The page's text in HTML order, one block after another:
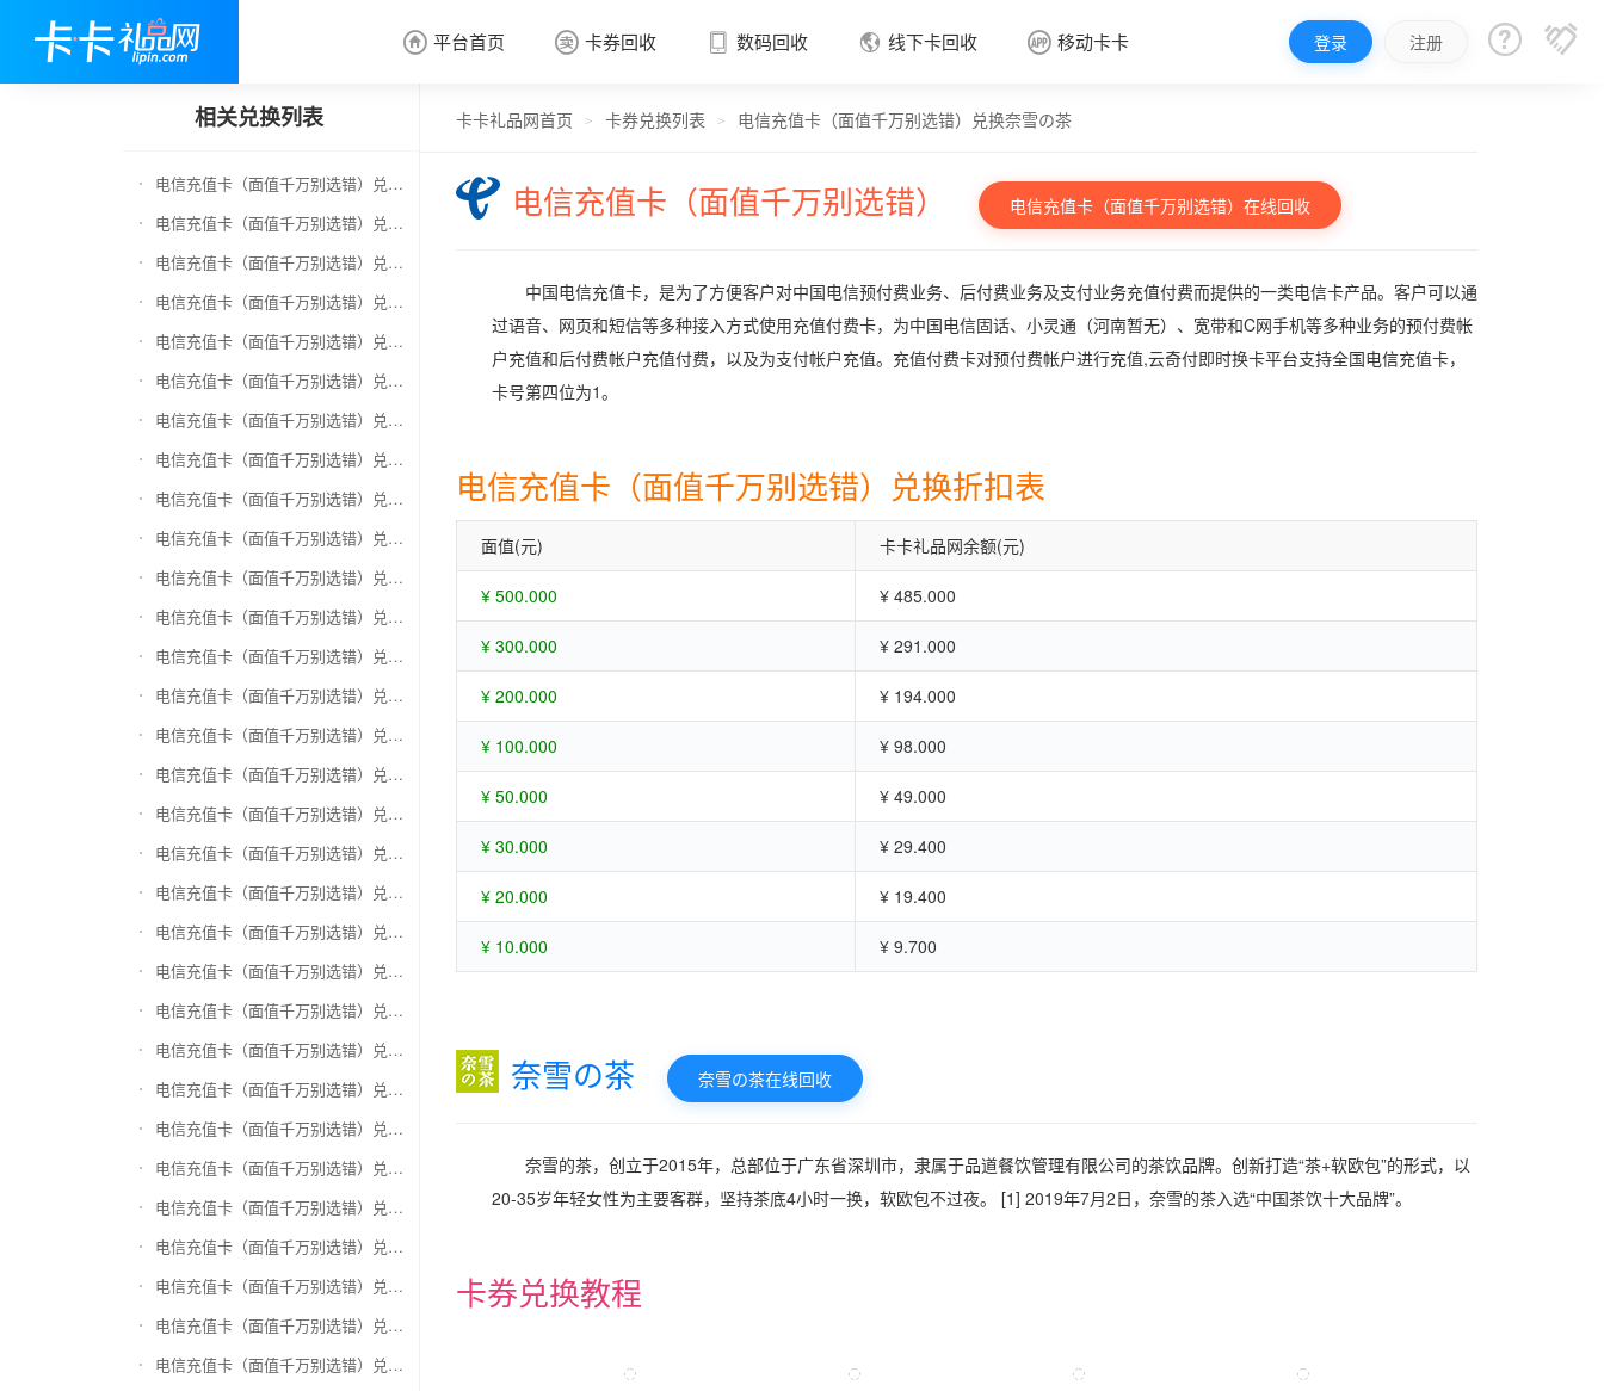
 平台首页  卡券回收
 卡券回收
 数码回收  线下卡回收  移动卡卡 登录 注册  
相关兑换列表
电信充值卡（面值千万别选错）兑换京东E卡
电信充值卡（面值千万别选错）兑换中石化加油卡
电信充值卡（面值千万别选错）兑换移动充值卡（面值千万别选错）
电信充值卡（面值千万别选错）兑换联通充值卡（面值千万别选错）
电信充值卡（面值千万别选错）兑换京东钢镚
电信充值卡（面值千万别选错）兑换中石化加油卡无卡号（面值千万别选错）
电信充值卡（面值千万别选错）兑换中石油全国充值卡
电信充值卡（面值千万别选错）兑换京东领货码
电信充值卡（面值千万别选错）兑换京东超市卡
电信充值卡（面值千万别选错）兑换苏宁易购礼品卡
电信充值卡（面值千万别选错）兑换骏网一卡通
电信充值卡（面值千万别选错）兑换骏网乐充
电信充值卡（面值千万别选错）兑换汇元智付卡
电信充值卡（面值千万别选错）兑换携程任我行
电信充值卡（面值千万别选错）兑换中欣卡(中欣通卡)
电信充值卡（面值千万别选错）兑换盛大一卡通
电信充值卡（面值千万别选错）兑换网易一卡通
电信充值卡（面值千万别选错）兑换天宏一卡通（易冲天宏卡）
电信充值卡（面值千万别选错）兑换巨人一卡通(征途卡)
电信充值卡（面值千万别选错）兑换美团礼品卡
电信充值卡（面值千万别选错）兑换(百联卡)联华ok卡
电信充值卡（面值千万别选错）兑换资和信
电信充值卡（面值千万别选错）兑换沃尔玛购物卡
电信充值卡（面值千万别选错）兑换和信通
电信充值卡（面值千万别选错）兑换拉卡拉沃尔玛
电信充值卡（面值千万别选错）兑换携程任我游
电信充值卡（面值千万别选错）兑换中银通支付(银联购物卡)
电信充值卡（面值千万别选错）兑换瑞祥商联卡
电信充值卡（面值千万别选错）兑换家乐福超市卡
电信充值卡（面值千万别选错）兑换Q币卡
电信充值卡（面值千万别选错）兑换联通积分Q币
卡卡礼品网首页 > 卡券兑换列表 > 电信充值卡（面值千万别选错）兑换奈雪の茶
电信充值卡（面值千万别选错） 电信充值卡（面值千万别选错）在线回收
中国电信充值卡，是为了方便客户对中国电信预付费业务、后付费业务及支付业务充值付费而提供的一类电信卡产品。客户可以通
过语音、网页和短信等多种接入方式使用充值付费卡，为中国电信固话、小灵通（河南暂无）、宽带和C网手机等多种业务的预付费帐
户充值和后付费帐户充值付费，以及为支付帐户充值。充值付费卡对预付费帐户进行充值,云奇付即时换卡平台支持全国电信充值卡，
卡号第四位为1。
电信充值卡（面值千万别选错）兑换折扣表
面值(元) 卡卡礼品网余额(元)
¥ 500.000 ¥ 485.000
¥ 300.000 ¥ 291.000
¥ 200.000 ¥ 194.000
¥ 100.000 ¥ 98.000
¥ 50.000 ¥ 49.000
¥ 30.000 ¥ 29.400
¥ 20.000 ¥ 19.400
¥ 10.000 ¥ 9.700
奈雪の茶 奈雪の茶在线回收
奈雪的茶，创立于2015年，总部位于广东省深圳市，隶属于品道餐饮管理有限公司的茶饮品牌。创新打造“茶+软欧包”的形式，以
20-35岁年轻女性为主要客群，坚持茶底4小时一换，软欧包不过夜。 [1] 2019年7月2日，奈雪的茶入选“中国茶饮十大品牌”。
卡券兑换教程